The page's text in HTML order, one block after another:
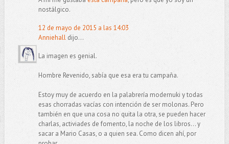
nostálgico.
12 de mayo de 2015 a las 14:03
Anniehalldijo...
La imagen es genial.
Hombre Revenido, sabía que esa era tu campaña.
Estoy muy de acuerdo en la palabrería modernuki y todas
esas chorradas vacías con intención de ser molonas. Pero
también en que una cosa no quita la otra, se pueden hacer
charlas, activiades de fomento, la noche de los libros... y
sacar a Mario Casas, o a quien sea. Como dicen ahí, por